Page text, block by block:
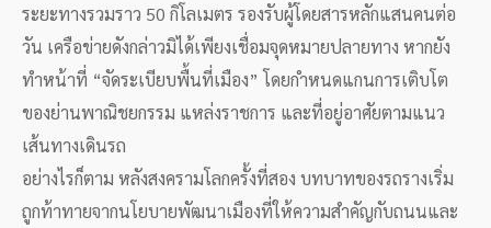
ระยะทางรวมราว 50 กิโลเมตร รองรับผู้โดยสารหลักแสนคนต่อ
วัน เครือข่ายดังกล่าวมิได้เพียงเชื่อมจุดหมายปลายทาง หากยัง
ทำหน้าที่ “จัดระเบียบพื้นที่เมือง” โดยกำหนดแกนการเติบโต
ของย่านพาณิชยกรรม แหล่งราชการ และที่อยู่อาศัยตามแนว
เส้นทางเดินรถ
อย่างไรก็ตาม หลังสงครามโลกครั้งที่สอง บทบาทของรถรางเริ่ม
ถูกท้าทายจากนโยบายพัฒนาเมืองที่ให้ความสำคัญกับถนนและ